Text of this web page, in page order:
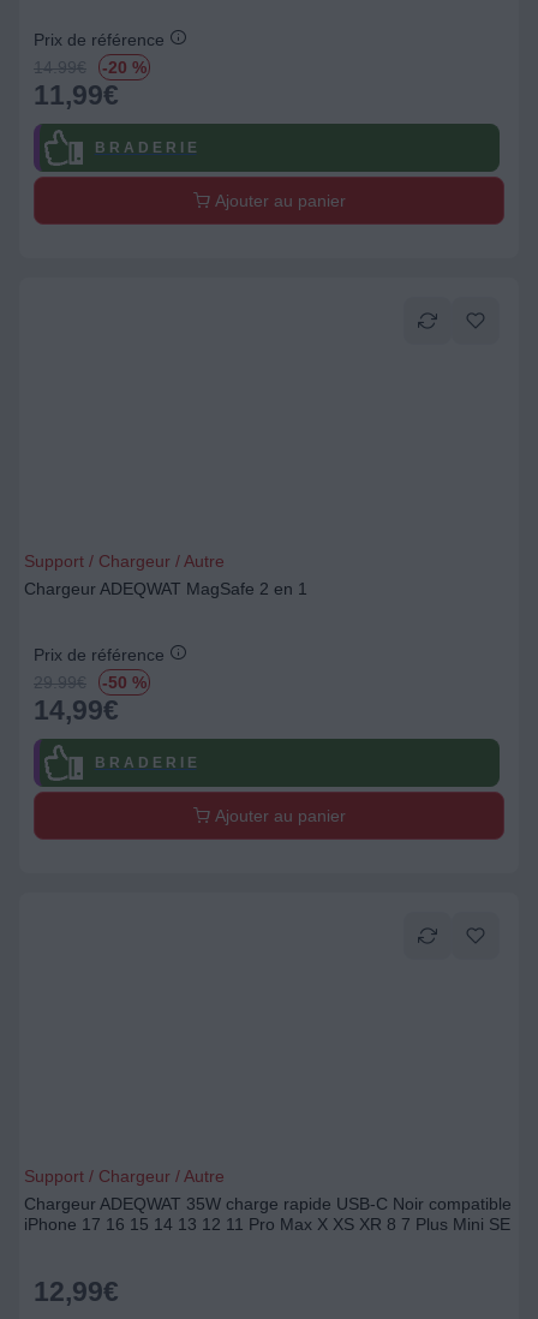
Prix de référence
14.99€ -20 %
11,99€
B R A D E R I E
Ajouter au panier
Support / Chargeur / Autre
Chargeur ADEQWAT MagSafe 2 en 1
Prix de référence
29.99€ -50 %
14,99€
B R A D E R I E
Ajouter au panier
Support / Chargeur / Autre
Chargeur ADEQWAT 35W charge rapide USB-C Noir compatible
iPhone 17 16 15 14 13 12 11 Pro Max X XS XR 8 7 Plus Mini SE
12,99€